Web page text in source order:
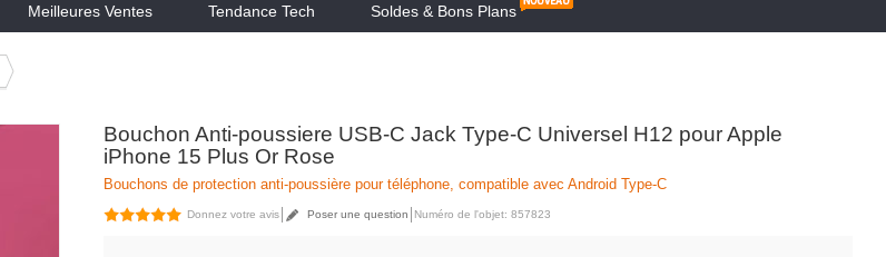
Meilleures Ventes Tendance Tech Soldes & Bons Plans
Bouchon Anti-poussiere USB-C Jack Type-C Universel H12 pour Apple
iPhone 15 Plus Or Rose
Bouchons de protection anti-poussière pour téléphone, compatible avec Android Type-C
Donnez votre avis Poser une question Numéro de l'objet: 857823